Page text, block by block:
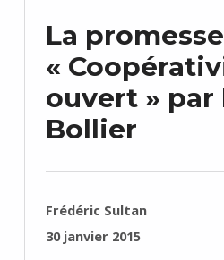
La
«
ouvert » par
Bollier
RÉDIGÉ PAR :
Frédéric Sultan
PUBLIÉ SUR :
30 janvier 2015